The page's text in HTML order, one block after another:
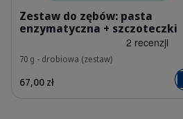
Zestaw do zębów: pasta
enzymatyczna + szczoteczki
70 g - drobiowa (zestaw)
67,00 zł